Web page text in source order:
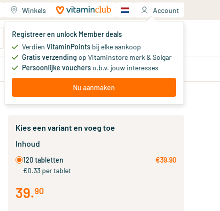
Winkels Account
Registreer en unlock Member deals
Verdien VitaminPoints bij elke aankoop
Gratis verzending op Vitaminstore merk & Solgar
Persoonlijke voucherso.b.v. jouw interesses
Nu aanmaken
Jouw winkelwagen
Je hebt nog geen producten
Aanbiedingen Memberdeals
Kies een variant en voeg toe
Inhoud
120 tabletten
€0.33 per tablet
€39.90
39.90